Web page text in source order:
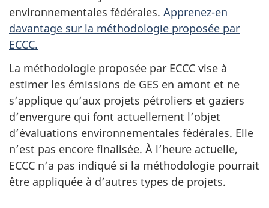
environnementales fédérales. Apprenez-en
davantage sur la méthodologie proposée par
ECCC.
La méthodologie proposée par ECCC vise à
estimer les émissions de GES en amont et ne
s’applique qu’aux projets pétroliers et gaziers
d’envergure qui font actuellement l’objet
d’évaluations environnementales fédérales. Elle
n’est pas encore finalisée. À l’heure actuelle,
ECCC n’a pas indiqué si la méthodologie pourrait
être appliquée à d’autres types de projets.